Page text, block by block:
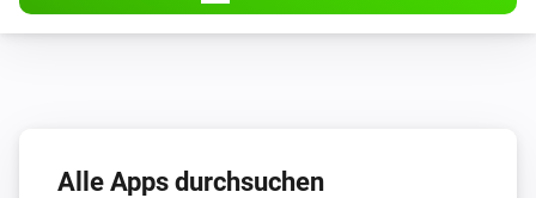
Alle Apps durchsuchen